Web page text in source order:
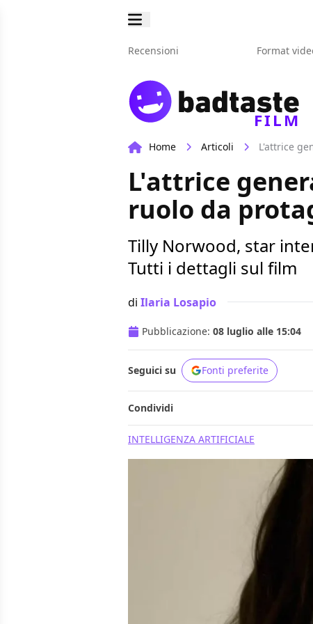
Recensioni Format
FILM
Home Articoli L'attrice
L'attrice
ruolo da
Tilly Norwood, star
Tutti i dettagli sul film
di Ilaria Losapio
Pubblicazione: 08 luglio alle 15:04
Seguici su Fonti preferite
Condividi
INTELLIGENZA ARTIFICIALE